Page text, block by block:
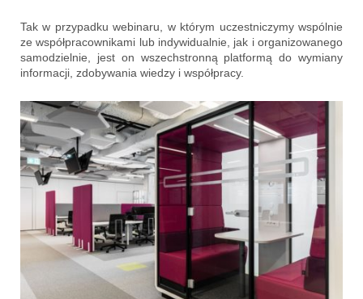
Tak w przypadku webinaru, w którym uczestniczymy wspólnie
ze współpracownikami lub indywidualnie, jak i organizowanego
samodzielnie, jest on wszechstronną platformą do wymiany
informacji, zdobywania wiedzy i współpracy.